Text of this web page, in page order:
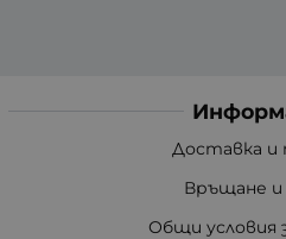
Доставка и
Връщане и
Общи условия